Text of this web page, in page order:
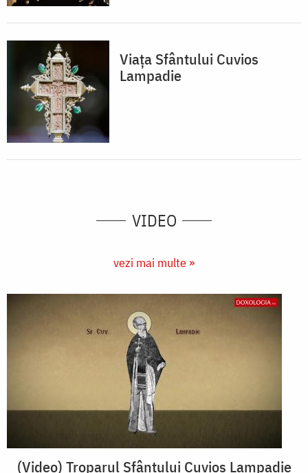
Viaţa Sfântului Cuvios
Lampadie
VIDEO
vezi mai multe »
(Video) Troparul Sfântului Cuvios Lampadie